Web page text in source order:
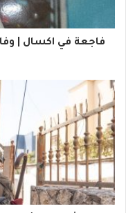
ا
إ
ل
ك
ت
ر
و
فاجعة في اكسال |